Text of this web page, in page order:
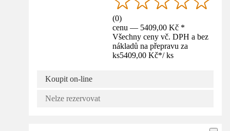
(0)
cenu — 5409,00 Kč *
Všechny ceny vč. DPH a bez
nákladů na přepravu za
ks5409,00 Kč*/ ks
Koupit on-line
Nelze rezervovat